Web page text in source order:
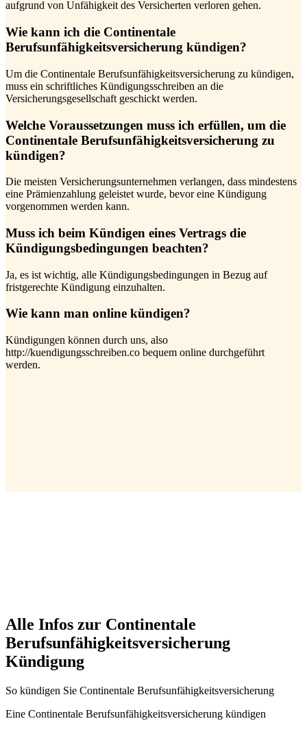
aufgrund von Unfähigkeit des Versicherten verloren gehen.
Wie kann ich die Continentale
Berufsunfähigkeitsversicherung kündigen?
Um die Continentale Berufsunfähigkeitsversicherung zu kündigen,
muss ein schriftliches Kündigungsschreiben an die
Versicherungsgesellschaft geschickt werden.
Welche Voraussetzungen muss ich erfüllen, um die
Continentale Berufsunfähigkeitsversicherung zu
kündigen?
Die meisten Versicherungsunternehmen verlangen, dass mindestens
eine Prämienzahlung geleistet wurde, bevor eine Kündigung
vorgenommen werden kann.
Muss ich beim Kündigen eines Vertrags die
Kündigungsbedingungen beachten?
Ja, es ist wichtig, alle Kündigungsbedingungen in Bezug auf
fristgerechte Kündigung einzuhalten.
Wie kann man online kündigen?
Kündigungen können durch uns, also
http://kuendigungsschreiben.co bequem online durchgeführt
werden.
Alle Infos zur Continentale
Berufsunfähigkeitsversicherung
Kündigung
So kündigen Sie Continentale Berufsunfähigkeitsversicherung
Eine Continentale Berufsunfähigkeitsversicherung kündigen